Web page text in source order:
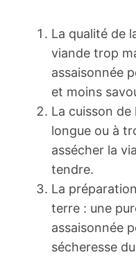
La qualité de
viande trop
assaisonnée
et moins
La cuisson
longue ou à
assécher la
tendre.
La
terre : une
assaisonnée
sécheresse